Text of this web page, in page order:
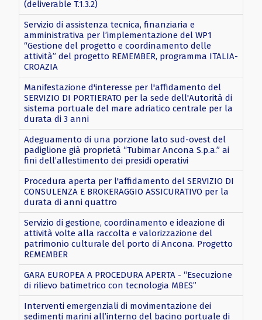
(deliverable T.1.3.2)
Servizio di assistenza tecnica, finanziaria e
amministrativa per l’implementazione del WP1
“Gestione del progetto e coordinamento delle
attività” del progetto REMEMBER, programma ITALIA-
CROAZIA
Manifestazione d'interesse per l'affidamento del
SERVIZIO DI PORTIERATO per la sede dell'Autorità di
sistema portuale del mare adriatico centrale per la
durata di 3 anni
Adeguamento di una porzione lato sud-ovest del
padiglione già proprietà “Tubimar Ancona S.p.a.” ai
fini dell’allestimento dei presidi operativi
Procedura aperta per l'affidamento del SERVIZIO DI
CONSULENZA E BROKERAGGIO ASSICURATIVO per la
durata di anni quattro
Servizio di gestione, coordinamento e ideazione di
attività volte alla raccolta e valorizzazione del
patrimonio culturale del porto di Ancona. Progetto
REMEMBER
GARA EUROPEA A PROCEDURA APERTA - “Esecuzione
di rilievo batimetrico con tecnologia MBES”
Interventi emergenziali di movimentazione dei
sedimenti marini all’interno del bacino portuale di